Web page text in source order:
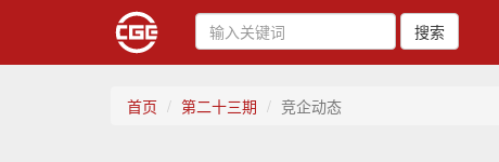
搜索
首页 第二十三期 竞企动态